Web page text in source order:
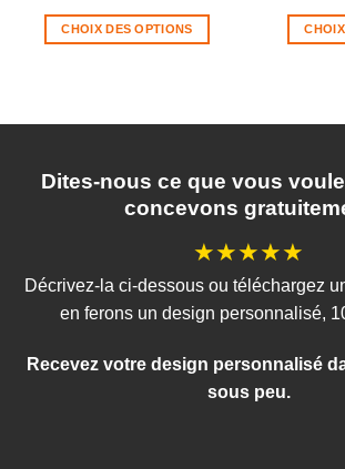
de
CHOIX DES OPTIONS
plusieurs
peuvent
sur
la
du
Dites-nous ce que vous
concevons
★★★★★
Décrivez-la ci-dessous ou téléchargez
en ferons un design personnalisé,
Recevez votre design personnalisé
sous peu.